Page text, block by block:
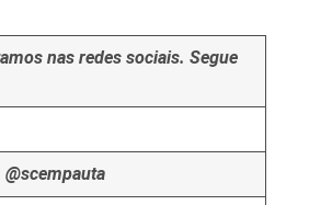
nas redes sociais. Segue